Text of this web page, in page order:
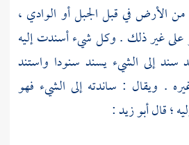
الأرض في قبل الجبل أو الوادي ،
على غير ذلك . وكل شيء أسندت إليه
إلى الشيء يسند سنودا واستند
. ويقال : ساندته إلى الشيء فهو
؛ قالأبو زيد: